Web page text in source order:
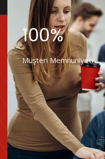
100%
Müşteri Memnuniyeti